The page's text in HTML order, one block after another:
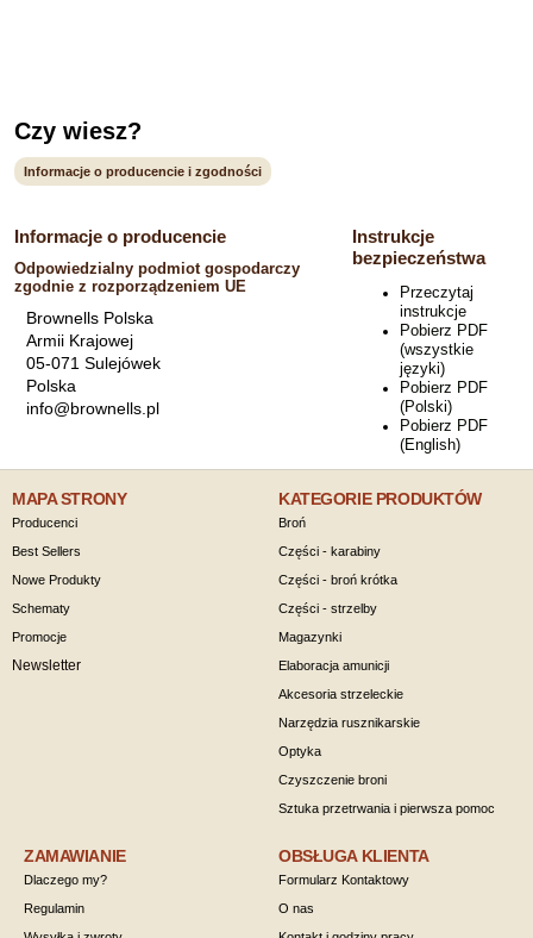
Czy wiesz?
Informacje o producencie i zgodności
Informacje o producencie
Odpowiedzialny podmiot gospodarczy
zgodnie z rozporządzeniem UE
Brownells Polska
Armii Krajowej
05-071 Sulejówek
Polska
info@brownells.pl
Instrukcje
bezpieczeństwa
Przeczytaj
instrukcje
Pobierz PDF
(wszystkie
języki)
Pobierz PDF
(Polski)
Pobierz PDF
(English)
MAPA STRONY
Producenci
Best Sellers
Nowe Produkty
Schematy
Promocje
Newsletter
KATEGORIE PRODUKTÓW
Broń
Części - karabiny
Części - broń krótka
Części - strzelby
Magazynki
Elaboracja amunicji
Akcesoria strzeleckie
Narzędzia rusznikarskie
Optyka
Czyszczenie broni
Sztuka przetrwania i pierwsza pomoc
ZAMAWIANIE
Dlaczego my?
Regulamin
OBSŁUGA KLIENTA
Formularz Kontaktowy
O nas